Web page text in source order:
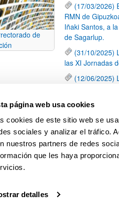
página web usa cookies
cookies de este sitio web se
sociales y analizar el tráfico.
nuestros partners de redes
que les haya
detalles
de
(17/03/2026)
RMN de
Iñaki Santos, a
de Sagarlup.
(31/10/2025)
las XI Jornadas
(12/06/2025)
una